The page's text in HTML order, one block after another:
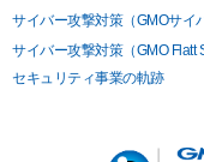
サイバー攻撃対策（GMOサイ
サイバー攻撃対策（GMO Flatt
セキュリティ事業の軌跡